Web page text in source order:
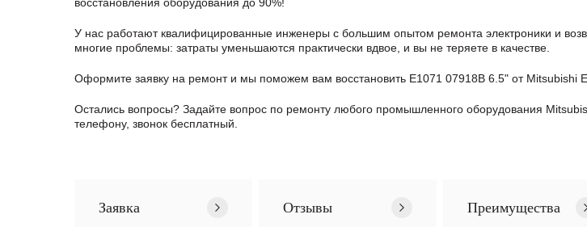
У нас работают квалифицированные инженеры с большим опытом ремонта электроники и
многие проблемы: затраты уменьшаются практически вдвое, и вы не теряете в качестве.
Оформите заявку на ремонт и мы поможем вам восстановить E1071 07918B 6.5" от
Остались вопросы? Задайте вопрос по ремонту любого промышленного оборудования
телефону, звонок бесплатный.
Заявка Отзывы Преимущества